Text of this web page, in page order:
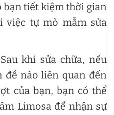
bạn tiết kiệm thời gian
việc tự mò mẫm sửa
Sau khi sửa chữa, nếu
đề nào liên quan đến
của bạn, bạn có thể
Limosa để nhận sự